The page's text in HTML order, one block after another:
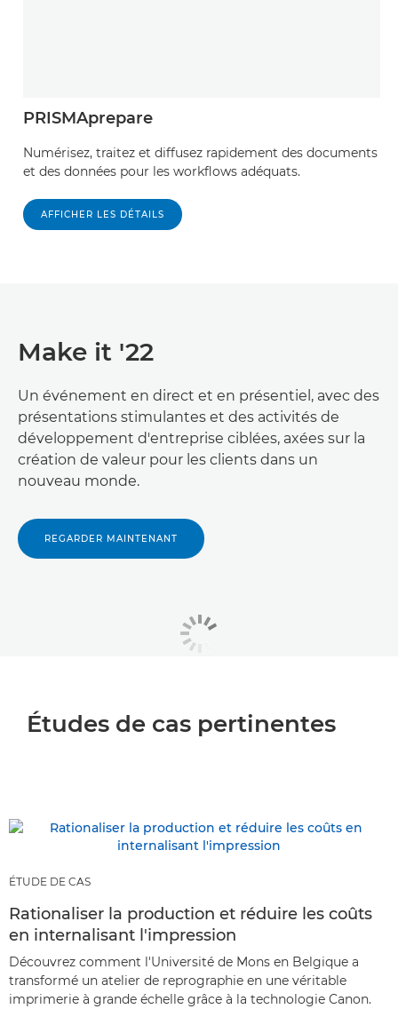
PRISMAprepare
Numérisez, traitez et diffusez rapidement des documents
et des données pour les workflows adéquats.
AFFICHER LES DÉTAILS
Make it '22
Un événement en direct et en présentiel, avec des
présentations stimulantes et des activités de
développement d'entreprise ciblées, axées sur la
création de valeur pour les clients dans un
nouveau monde.
REGARDER MAINTENANT
Études de cas pertinentes
ÉTUDE DE CAS
Rationaliser la production et réduire les coûts
en internalisant l'impression
Découvrez comment l'Université de Mons en Belgique a
transformé un atelier de reprographie en une véritable
imprimerie à grande échelle grâce à la technologie Canon.